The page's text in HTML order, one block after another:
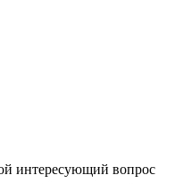
интересующий вопрос